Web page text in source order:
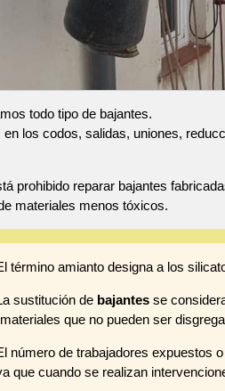
todo tipo de bajantes.
los codos, salidas, uniones,
prohibido reparar bajantes
materiales menos tóxicos.
término amianto designa a los
sustitución de bajantes se
que no pueden ser
número de trabajadores expuestos
que cuando se realizan